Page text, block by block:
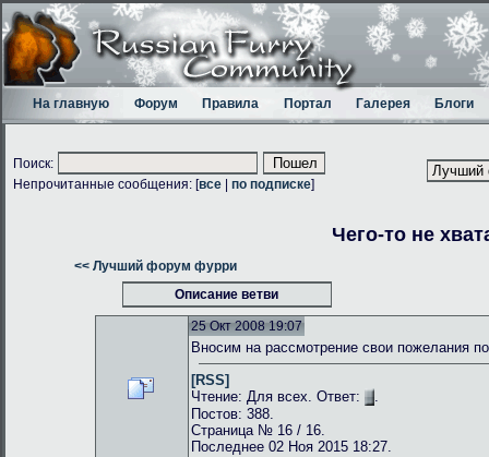
На главную Форум Правила Портал Галерея Блоги
Поиск:
Непрочитанные сообщения: [все по подписке]
Чего-то не
<< Лучший форум фурри
Описание ветви
25 Окт 2008 19:07
Вносим на рассмотрение свои пожелания
[RSS]
Чтение: Для всех. Ответ:
.
Постов: 388.
Страница № 16 / 16.
Последнее 02 Ноя 2015 18:27.